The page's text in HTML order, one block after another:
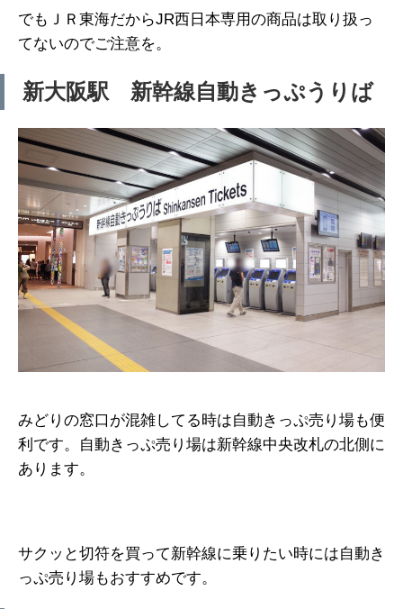
でもＪＲ東海だからJR西日本専用の商品は取り扱っ
てないのでご注意を。
新大阪駅 新幹線自動きっぷうりば
みどりの窓口が混雑してる時は自動きっぷ売り場も便
利です。自動きっぷ売り場は新幹線中央改札の北側に
あります。
サクッと切符を買って新幹線に乗りたい時には自動き
っぷ売り場もおすすめです。